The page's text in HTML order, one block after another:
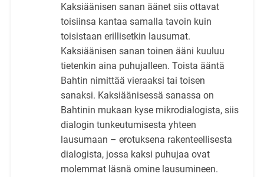
Kaksiäänisen sanan äänet siis ottavat
toisiinsa kantaa samalla tavoin kuin
toisistaan erillisetkin lausumat.
Kaksiäänisen sanan toinen ääni kuuluu
tietenkin aina puhujalleen. Toista ääntä
Bahtin nimittää vieraaksi tai toisen
sanaksi. Kaksiäänisessä sanassa on
Bahtinin mukaan kyse mikrodialogista, siis
dialogin tunkeutumisesta yhteen
lausumaan – erotuksena rakenteellisesta
dialogista, jossa kaksi puhujaa ovat
molemmat läsnä omine lausumineen.